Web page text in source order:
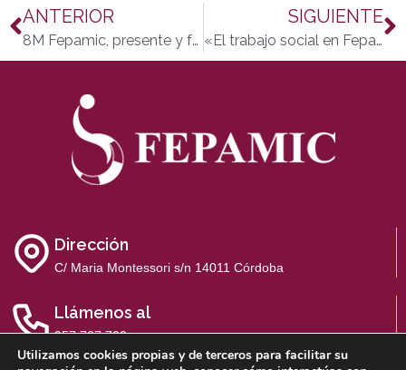
ANTERIOR
8M Fepamic, presente y futuro
SIGUIENTE
«El trabajo social en Fepamic es una herramienta esencial como personal profesional», Yara Álvarez
Dirección
C/ Maria Montessori s/n 14011 Córdoba
Llámenos al
957 767 700
Utilizamos cookies propias y de terceros para facilitar su